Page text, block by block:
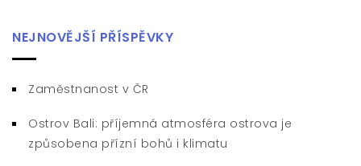
NEJNOVĚJŠÍ PŘÍSPĚVKY
Zaměstnanost v ČR
Ostrov Bali: příjemná atmosféra ostrova je
způsobena přízní bohů i klimatu